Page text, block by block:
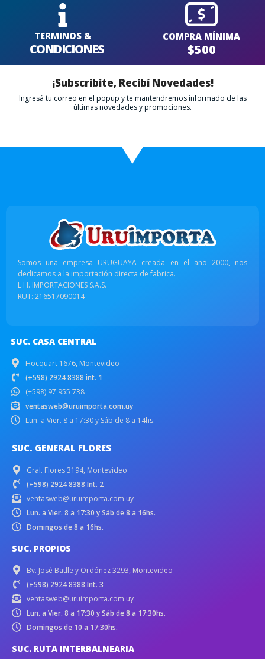
TERMINOS &
CONDICIONES
COMPRA MÍNIMA
$500
¡Subscribite, Recibí Novedades!
Ingresá tu correo en el popup y te mantendremos informado de las
últimas novedades y promociones.
Somos una empresa URUGUAYA creada en el año 2000, nos
dedicamos a la importación directa de fabrica.
L.H. IMPORTACIONES S.A.S.
RUT: 216517090014
SUC. CASA CENTRAL
Hocquart 1676, Montevideo
(+598) 2924 8388 int. 1
(+598) 97 955 738
ventasweb@uruimporta.com.uy
Lun. a Vier. 8 a 17:30 y Sáb de 8 a 14hs.
SUC. GENERAL FLORES
Gral. Flores 3194, Montevideo
(+598) 2924 8388 Int. 2
ventasweb@uruimporta.com.uy
Lun. a Vier. 8 a 17:30 y Sáb de 8 a 16hs.
Domingos de 8 a 16hs.
SUC. PROPIOS
Bv. José Batlle y Ordóñez 3293, Montevideo
(+598) 2924 8388 Int. 3
ventasweb@uruimporta.com.uy
Lun. a Vier. 8 a 17:30 y Sáb de 8 a 17:30hs.
Domingos de 10 a 17:30hs.
SUC. RUTA INTERBALNEARIA